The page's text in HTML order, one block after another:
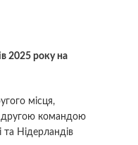
2025 року на
місця,
другою командою
Нідерландів